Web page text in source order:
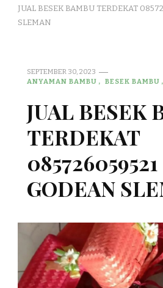
JUAL BESEK BAMBU TERDEKAT
SLEMAN
SEPTEMBER 30, 2023
ANYAMAN BAMBU
BESEK BAMBU
JUAL BESEK
TERDEKAT
GODEAN